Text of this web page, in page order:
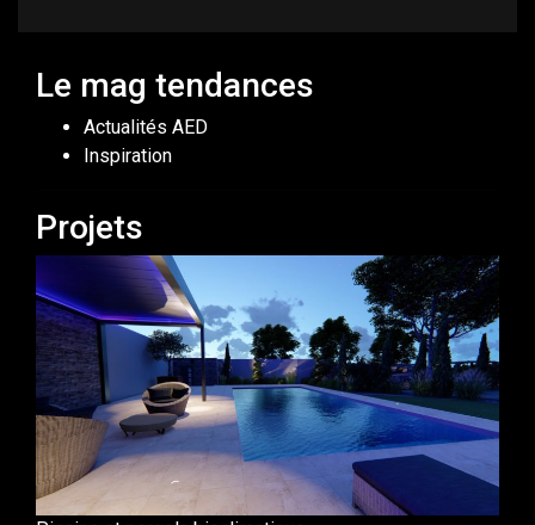
Le mag tendances
Actualités AED
Inspiration
Projets